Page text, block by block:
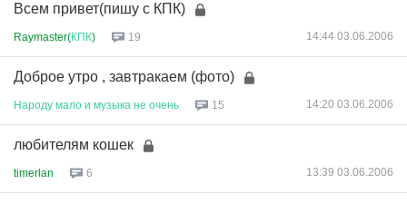
Всем привет(пишу с КПК)
Raymaster(КПК) 19 14:44 03.06.2006
Доброе утро , завтракаем (фото)
Народу мало и музыка не очень 15 14:20 03.06.2006
любителям кошек
timerlan 6 13:39 03.06.2006